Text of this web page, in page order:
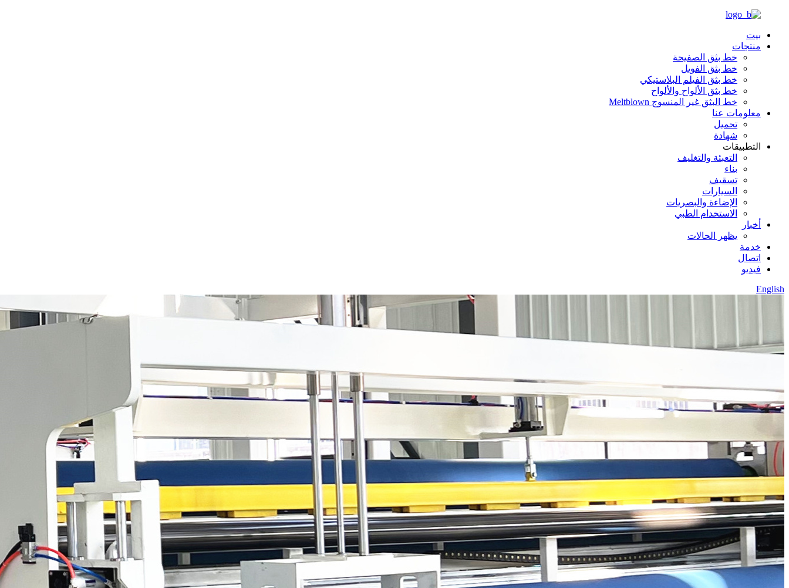
بيت
منتجات
خط بثق الصفيحة
خط بثق الفويل
خط بثق الفيلم البلاستيكي
خط بثق الألواح والألواح
خط البثق غير المنسوج Meltblown
معلومات عنا
تحميل
شهادة
التطبيقات
التعبئة والتغليف
بناء
تسقيف
السيارات
الإضاءة والبصريات
الاستخدام الطبي
أخبار
يظهر الحالات
خدمة
اتصال
فيديو
English